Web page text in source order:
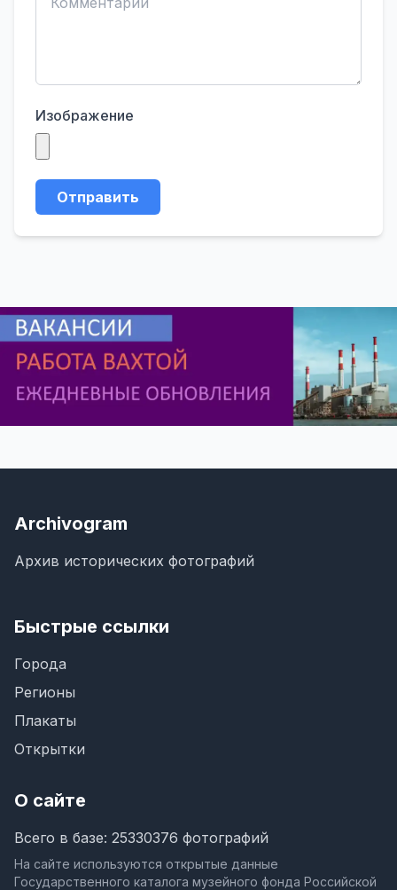
Изображение
Отправить
Archivogram
Архив исторических фотографий
Быстрые ссылки
Города
Регионы
Плакаты
Открытки
О сайте
Всего в базе: 25330376 фотографий
На сайте используются открытые данные
Государственного каталога музейного фонда Российской